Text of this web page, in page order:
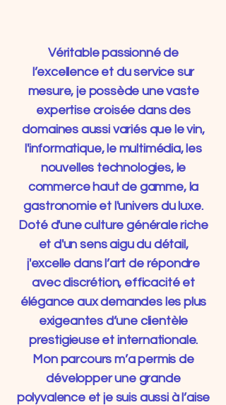
Véritable passionné de
l’excellence et du service sur
mesure, je possède une vaste
expertise croisée dans des
domaines aussi variés que le vin,
l'informatique, le multimédia, les
nouvelles technologies, le
commerce haut de gamme, la
gastronomie et l'univers du luxe.
Doté d'une culture générale riche
et d'un sens aigu du détail,
j'excelle dans l’art de répondre
avec discrétion, efficacité et
élégance aux demandes les plus
exigeantes d’une clientèle
prestigieuse et internationale.
Mon parcours m’a permis de
développer une grande
polyvalence et je suis aussi à l’aise